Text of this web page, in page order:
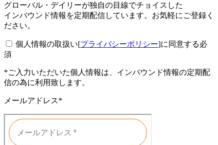
グローバル・デイリーが独自の目線でチョイスした
インバウンド情報を定期配信しています。お気軽にご登録く
ださい。
個人情報の取扱い[プライバシーポリシー]に同意する必
須
*ご入力いただいた個人情報は、インバウンド情報の定期配
信の為に利用致します。
メールアドレス*